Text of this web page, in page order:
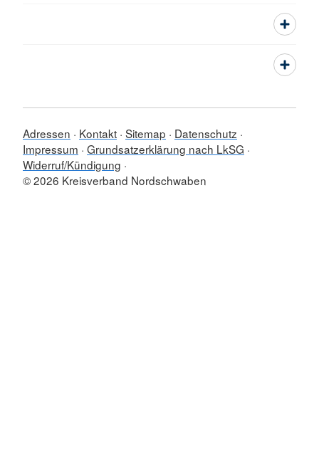
Adressen Kontakt Sitemap
Datenschutz
Impressum Grundsatzerklärung nach LkSG
Widerruf/Kündigung
© 2026 Kreisverband Nordschwaben